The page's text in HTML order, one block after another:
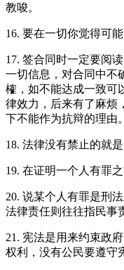
教唆。
16. 要在一切你觉得可
17. 签合同时一定要阅
一切信息，对合同中不
榷，如不能达成一致可
律效力，后来有了麻烦
下不能作为抗辩的理由。
18. 法律没有禁止的就是
19. 在证明一个人有罪
20. 说某个人有罪是刑
法律责任则往往指民事
21. 宪法是用来约束政
权利，没有公民要遵守